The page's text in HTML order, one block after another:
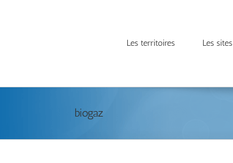
Les territoires Les sites
biogaz